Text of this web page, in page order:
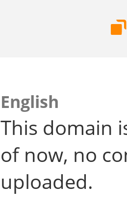
English
This domain
of now, no
uploaded.